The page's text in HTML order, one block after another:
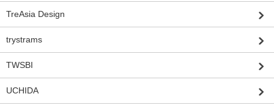
TreAsia Design
trystrams
TWSBI
UCHIDA